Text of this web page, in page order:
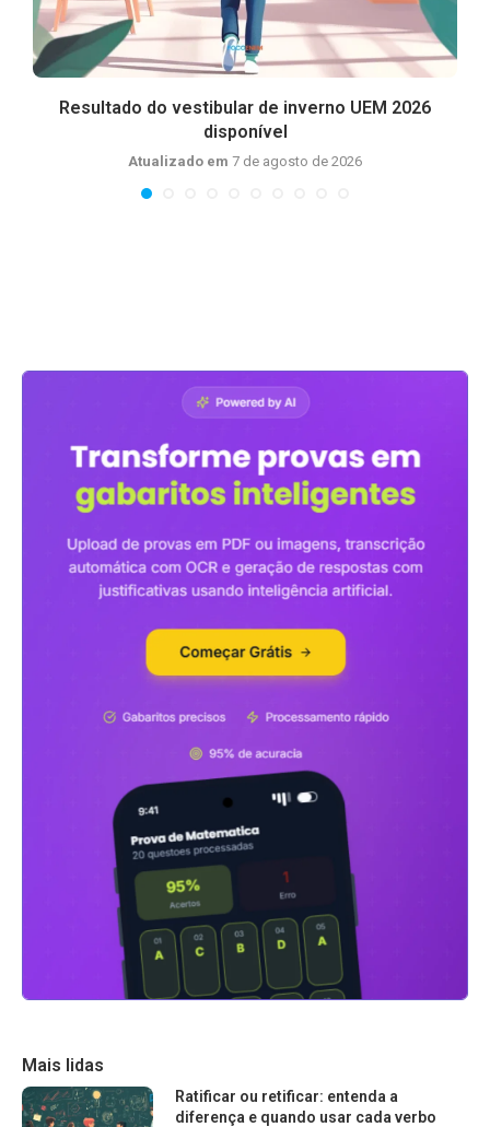
Resultado do vestibular de inverno UEM 2026
disponível
Atualizado em 7 de agosto de 2026
Mais lidas
Ratificar ou retificar: entenda a
diferença e quando usar cada verbo